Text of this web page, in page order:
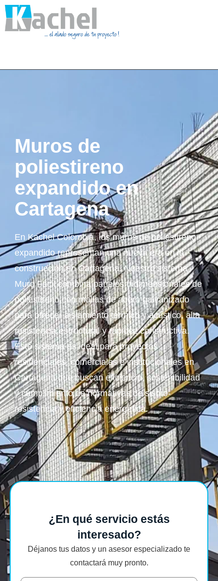
Muros de
poliestireno
expandido en
Cartagena
En Kachel Colombia, los muros de poliestireno
expandido representan una nueva era en la
construcción en Cartagena. Nuestro sistema
Muro Fácil combina paneles tridimensionales de
poliestireno con mallas de acero galvanizado
para ofrecer aislamiento térmico y acústico, alta
resistencia estructural y rapidez constructiva.
Este sistema es ideal para proyectos
residenciales, comerciales e institucionales en
Cartagena que buscan eficiencia, sostenibilidad
y cumplimiento de normativas de sismo-
resistencia y eficiencia energética.
¿En qué servicio estás
interesado?
Déjanos tus datos y un asesor especializado te
contactará muy pronto.